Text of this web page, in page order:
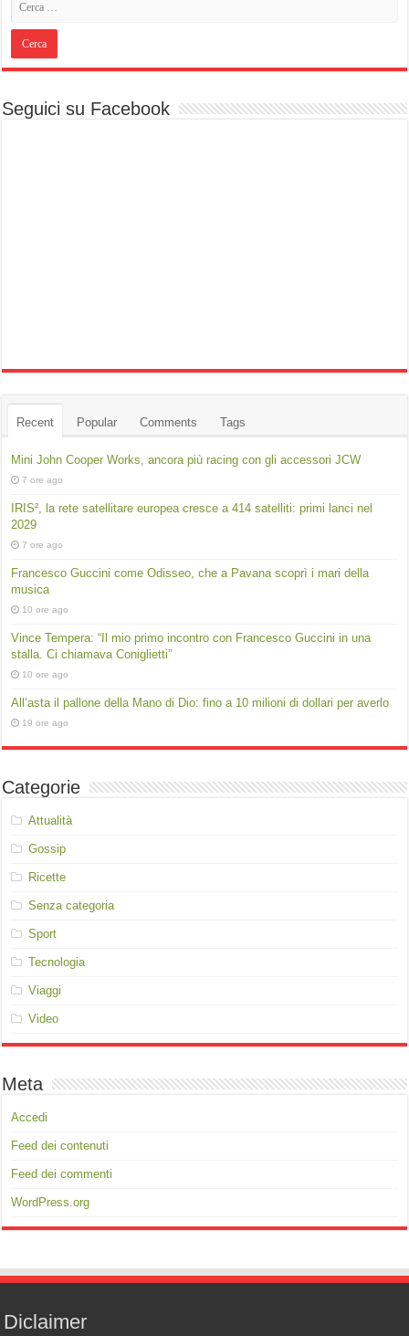
Seguici su Facebook
Recent Popular Comments Tags
Mini John Cooper Works, ancora più racing con gli accessori JCW
7 ore ago
IRIS², la rete satellitare europea cresce a 414 satelliti: primi lanci nel
2029
7 ore ago
Francesco Guccini come Odisseo, che a Pavana scoprì i mari della
musica
10 ore ago
Vince Tempera: “Il mio primo incontro con Francesco Guccini in una
stalla. Ci chiamava Coniglietti”
10 ore ago
All’asta il pallone della Mano di Dio: fino a 10 milioni di dollari per averlo
19 ore ago
Categorie
Attualità
Gossip
Ricette
Senza categoria
Sport
Tecnologia
Viaggi
Video
Meta
Accedi
Feed dei contenuti
Feed dei commenti
WordPress.org
Diclaimer